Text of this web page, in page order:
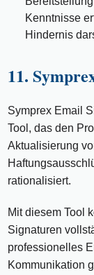
Kenntnisse
Hindernis
11.
Symprex Email
Tool, das den
Aktualisierung
rationalisiert.
Mit diesem Tool
Signaturen
professionelles
Kommunikation